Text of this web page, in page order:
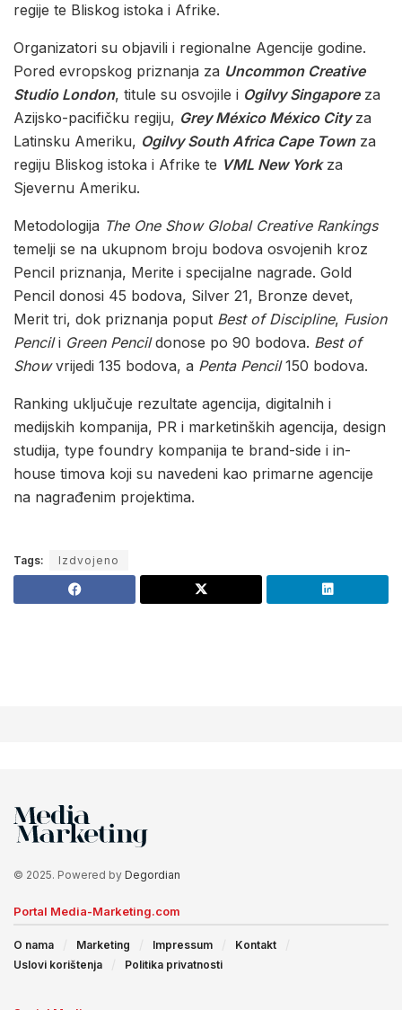
regije te Bliskog istoka i Afrike.
Organizatori su objavili i regionalne Agencije godine.
Pored evropskog priznanja za Uncommon Creative
Studio London, titule su osvojile i Ogilvy Singaporeza
Azijsko-pacifičku regiju, Grey México México Cityza
Latinsku Ameriku, Ogilvy South Africa Cape Townza
regiju Bliskog istoka i Afrike te VML New Yorkza
Sjevernu Ameriku.
Metodologija The One Show Global Creative Rankings
temelji se na ukupnom broju bodova osvojenih kroz
Pencil priznanja, Merite i specijalne nagrade. Gold
Pencil donosi 45 bodova, Silver 21, Bronze devet,
Merit tri, dok priznanja poput Best of Discipline, Fusion
Pencili Green Pencildonose po 90 bodova. Best of
Showvrijedi 135 bodova, a Penta Pencil150 bodova.
Ranking uključuje rezultate agencija, digitalnih i
medijskih kompanija, PR i marketinških agencija, design
studija, type foundry kompanija te brand-side i in-
house timova koji su navedeni kao primarne agencije
na nagrađenim projektima.
Tags: Izdvojeno
© 2025. Powered by Degordian
Portal Media-Marketing.com
O nama Marketing Impressum
Kontakt
Uslovi korištenja
Politika privatnosti